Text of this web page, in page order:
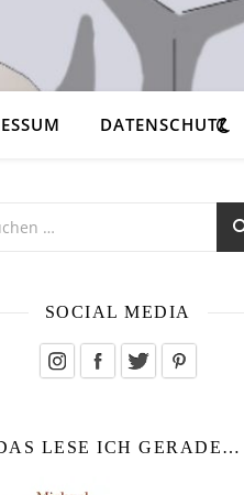
DATENSCHUTZ
SOCIAL MEDIA
LESE ICH GERADE…